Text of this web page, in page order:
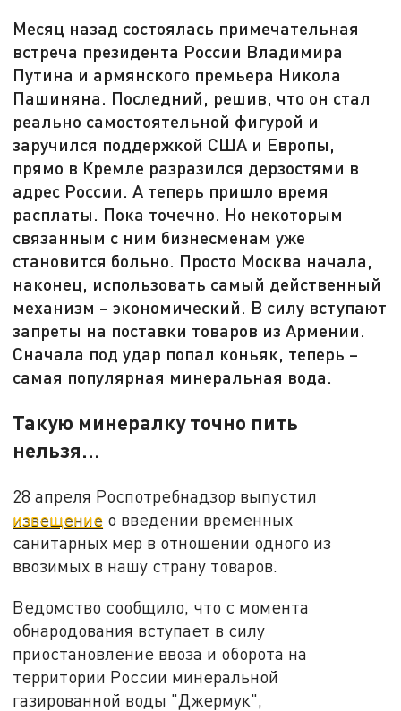
Месяц назад состоялась примечательная
встреча президента России Владимира
Путина и армянского премьера Никола
Пашиняна. Последний, решив, что он стал
реально самостоятельной фигурой и
заручился поддержкой США и Европы,
прямо в Кремле разразился дерзостями в
адрес России. А теперь пришло время
расплаты. Пока точечно. Но некоторым
связанным с ним бизнесменам уже
становится больно. Просто Москва начала,
наконец, использовать самый действенный
механизм – экономический. В силу вступают
запреты на поставки товаров из Армении.
Сначала под удар попал коньяк, теперь –
самая популярная минеральная вода.
Такую минералку точно пить
нельзя…
28 апреля Роспотребнадзор выпустил
извещение о введении временных
санитарных мер в отношении одного из
ввозимых в нашу страну товаров.
Ведомство сообщило, что с момента
обнародования вступает в силу
приостановление ввоза и оборота на
территории России минеральной
газированной воды "Джермук",